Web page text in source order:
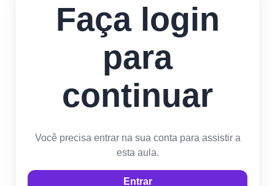
Faça login
para
continuar
Você precisa entrar na sua conta para assistir a
esta aula.
Entrar